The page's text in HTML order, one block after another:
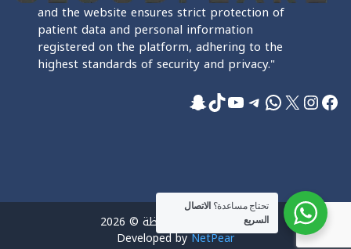
and the website ensures strict protection of
patient data and personal information
registered on the platform, adhering to the
highest standards of security and privacy."
فيسبوك
إنستجرام
إكسواتساب
تيليجرام
يوتيوب
تيك توك
سناب شات
جميع الحقوق محفوظة © 2026
Developed byNetPear
تحتاج مساعدة؟ الاتصال
السريع